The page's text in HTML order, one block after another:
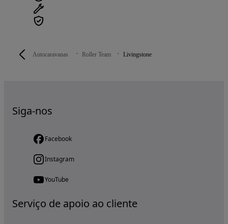
Autocaravanas Roller Team Livingstone
Siga-nos
Facebook
Instagram
YouTube
Serviço de apoio ao cliente